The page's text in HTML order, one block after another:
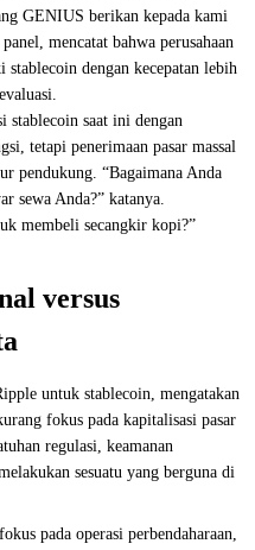
GENIUS berikan kepada kami
mencatat bahwa perusahaan
stablecoin dengan kecepatan lebih
stablecoin saat ini dengan
tetapi penerimaan pasar massal
pendukung. “Bagaimana Anda
sewa Anda?” katanya.
membeli secangkir kopi?”
versus
untuk stablecoin, mengatakan
fokus pada kapitalisasi pasar
regulasi, keamanan
sesuatu yang berguna di
pada operasi perbendaharaan,